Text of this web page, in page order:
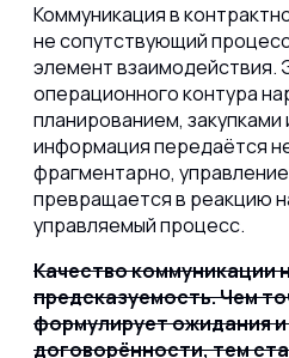
Коммуникация в
не сопутствующий
элемент взаимодействия.
операционного контура
планированием,
информация передаётся
фрагментарно,
превращается в реакцию
управляемый процесс.
Качество коммуникации
предсказуемость. Чем
формулирует ожидания
договорённости, тем